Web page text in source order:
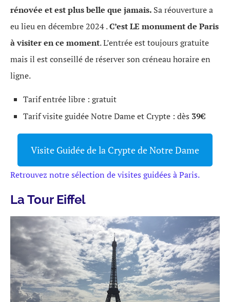
rénovée et est plus belle que jamais. Sa réouverture a
eu lieu en décembre 2024 .C’est LE monument de Paris
à visiter en ce moment. L’entrée est toujours gratuite
mais il est conseillé de réserver son créneau horaire en
ligne.
Tarif entrée libre : gratuit
Tarif visite guidée Notre Dame et Crypte : dès 39€
Visite Guidée de la Crypte de Notre Dame
Retrouvez notre sélection de visites guidées à Paris.
La Tour Eiffel